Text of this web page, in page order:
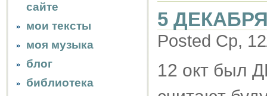
сайте
мои тексты
моя музыка
блог
библиотека
5 ДЕКАБРЯ
Posted Ср,
12 окт был